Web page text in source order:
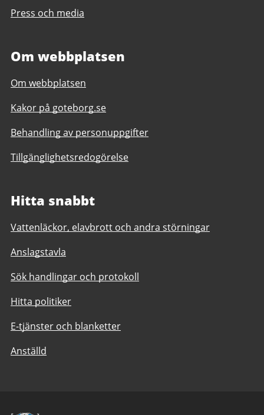
Press och media
Om webbplatsen
Om webbplatsen
Kakor på goteborg.se
Behandling av personuppgifter
Tillgänglighetsredogörelse
Hitta snabbt
Vattenläckor, elavbrott och andra störningar
Anslagstavla
Sök handlingar och protokoll
Hitta politiker
E-tjänster och blanketter
Anställd